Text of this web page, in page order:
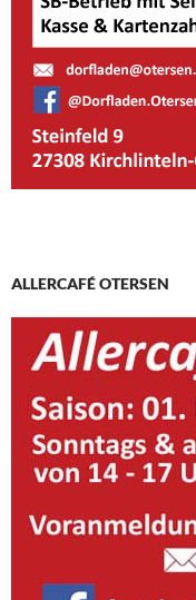
ALLERCAFÉ OTERSEN